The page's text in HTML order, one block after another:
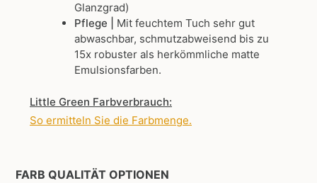
Glanzgrad)
Pflege | Mit feuchtem Tuch sehr gut
abwaschbar, schmutzabweisend bis zu
15x robuster als herkömmliche matte
Emulsionsfarben.
Little Green Farbverbrauch:
So ermitteln Sie die Farbmenge.
FARB QUALITÄT OPTIONEN